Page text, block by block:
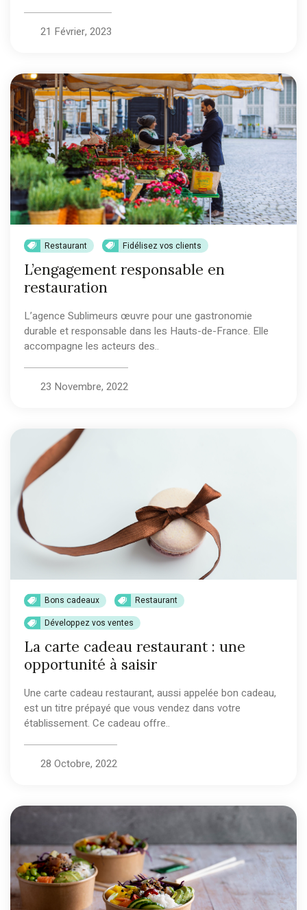
21 Février, 2023
Restaurant Fidélisez vos clients
L’engagement responsable en
restauration
L’agence Sublimeurs œuvre pour une gastronomie
durable et responsable dans les Hauts-de-France. Elle
accompagne les acteurs des..
23 Novembre, 2022
Bons cadeaux
Restaurant
Développez vos ventes
La carte cadeau restaurant : une
opportunité à saisir
Une carte cadeau restaurant, aussi appelée bon cadeau,
est un titre prépayé que vous vendez dans votre
établissement. Ce cadeau offre..
28 Octobre, 2022